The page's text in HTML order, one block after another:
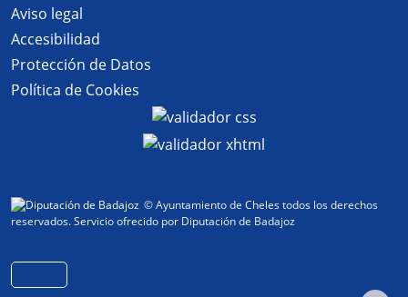
Aviso legal
Accesibilidad
Protección de Datos
Política de Cookies
© Ayuntamiento de Cheles todos los derechos
reservados.Servicio ofrecido por Diputación de Badajoz